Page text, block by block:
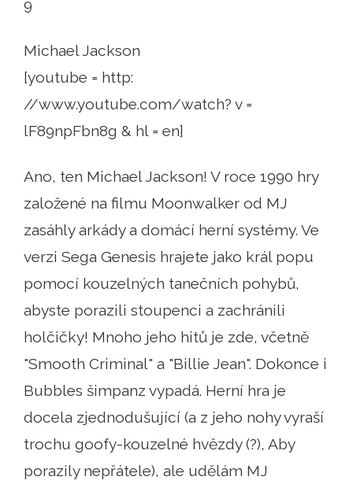
9
Michael Jackson
[youtube = http:
//www.youtube.com/watch? v =
lF89npFbn8g & hl = en]
Ano, ten Michael Jackson! V roce 1990 hry
založené na filmu Moonwalker od MJ
zasáhly arkády a domácí herní systémy. Ve
verzi Sega Genesis hrajete jako král popu
pomocí kouzelných tanečních pohybů,
abyste porazili stoupenci a zachránili
holčičky! Mnoho jeho hitů je zde, včetně
"Smooth Criminal" a "Billie Jean". Dokonce i
Bubbles šimpanz vypadá. Herní hra je
docela zjednodušující (a z jeho nohy vyraší
trochu goofy-kouzelné hvězdy (?), Aby
porazily nepřátele), ale udělám MJ